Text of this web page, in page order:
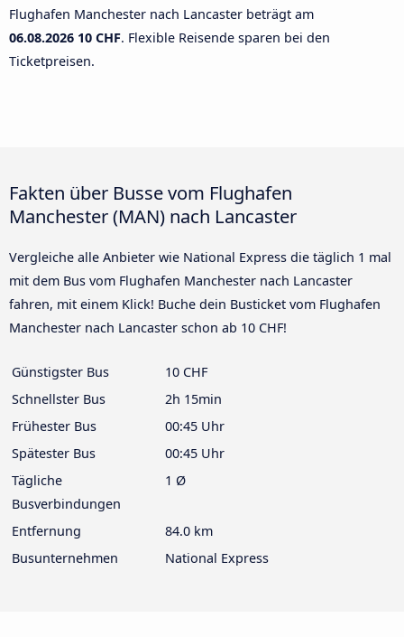
Flughafen Manchester nach Lancaster beträgt am
06.08.2026 10 CHF. Flexible Reisende sparen bei den
Ticketpreisen.
Fakten über Busse vom Flughafen
Manchester (MAN) nach Lancaster
Vergleiche alle Anbieter wie National Express die täglich 1 mal
mit dem Bus vom Flughafen Manchester nach Lancaster
fahren, mit einem Klick! Buche dein Busticket vom Flughafen
Manchester nach Lancaster schon ab 10 CHF!
Günstigster Bus
10 CHF
Schnellster Bus
2h 15min
Frühester Bus
00:45 Uhr
Spätester Bus
00:45 Uhr
Tägliche
Busverbindungen
1 Ø
Entfernung
84.0 km
Busunternehmen
National Express